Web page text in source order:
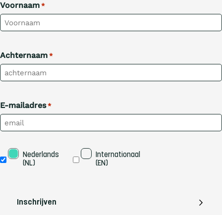
Voornaam *
Achternaam *
E-mailadres *
Taal
Nederlands
(NL)
Internationaal
(EN)
Inschrijven